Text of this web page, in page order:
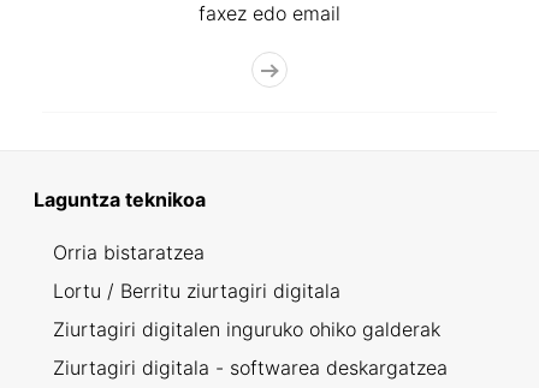
faxez edo email
Laguntza teknikoa
Orria bistaratzea
Lortu / Berritu ziurtagiri digitala
Ziurtagiri digitalen inguruko ohiko galderak
Ziurtagiri digitala - softwarea deskargatzea